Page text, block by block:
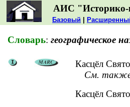
АИС "Историко-
Базовый
Словарь: географическое
Касцёл
См. также
Касцёл